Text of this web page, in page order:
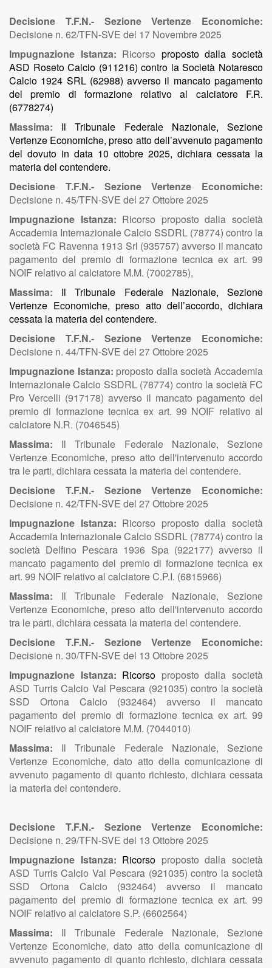
Decisione T.F.N.- Sezione Vertenze Economiche:
Decisione n. 62/TFN-SVE del 17 Novembre 2025
Impugnazione Istanza: Ricorso proposto dalla società
ASD Roseto Calcio (911216) contro la Società Notaresco
Calcio 1924 SRL (62988) avverso il mancato pagamento
del premio di formazione relativo al calciatore F.R.
(6778274)
Massima: Il Tribunale Federale Nazionale, Sezione
Vertenze Economiche, preso atto dell’avvenuto pagamento
del dovuto in data 10 ottobre 2025, dichiara cessata la
materia del contendere.
Decisione T.F.N.- Sezione Vertenze Economiche:
Decisione n. 45/TFN-SVE del 27 Ottobre 2025
Impugnazione Istanza: Ricorso proposto dalla società
Accademia Internazionale Calcio SSDRL (78774) contro la
società FC Ravenna 1913 Srl (935757) avverso il mancato
pagamento del premio di formazione tecnica ex art. 99
NOIF relativo al calciatore M.M. (7002785),
Massima: Il Tribunale Federale Nazionale, Sezione
Vertenze Economiche, preso atto dell’accordo, dichiara
cessata la materia del contendere.
Decisione T.F.N.- Sezione Vertenze Economiche:
Decisione n. 44/TFN-SVE del 27 Ottobre 2025
Impugnazione Istanza: proposto dalla società Accademia
Internazionale Calcio SSDRL (78774) contro la società FC
Pro Vercelli (917178) avverso il mancato pagamento del
premio di formazione tecnica ex art. 99 NOIF relativo al
calciatore N.R. (7046545)
Massima: Il Tribunale Federale Nazionale, Sezione
Vertenze Economiche, preso atto dell'intervenuto accordo
tra le parti, dichiara cessata la materia del contendere.
Decisione T.F.N.- Sezione Vertenze Economiche:
Decisione n. 42/TFN-SVE del 27 Ottobre 2025
Impugnazione Istanza: Ricorso proposto dalla società
Accademia Internazionale Calcio SSDRL (78774) contro la
società Delfino Pescara 1936 Spa (922177) avverso il
mancato pagamento del premio di formazione tecnica ex
art. 99 NOIF relativo al calciatore C.P.I. (6815966)
Massima: Il Tribunale Federale Nazionale, Sezione
Vertenze Economiche, preso atto dell'intervenuto accordo
tra le parti, dichiara cessata la materia del contendere.
Decisione T.F.N.- Sezione Vertenze Economiche:
Decisione n. 30/TFN-SVE del 13 Ottobre 2025
Impugnazione Istanza: Ricorso proposto dalla società
ASD Turris Calcio Val Pescara (921035) contro la società
SSD Ortona Calcio (932464) avverso il mancato
pagamento del premio di formazione tecnica ex art. 99
NOIF relativo al calciatore M.M. (7044010)
Massima: Il Tribunale Federale Nazionale, Sezione
Vertenze Economiche, dato atto della comunicazione di
avvenuto pagamento di quanto richiesto, dichiara cessata
la materia del contendere.
Decisione T.F.N.- Sezione Vertenze Economiche:
Decisione n. 29/TFN-SVE del 13 Ottobre 2025
Impugnazione Istanza: Ricorso proposto dalla società
ASD Turris Calcio Val Pescara (921035) contro la società
SSD Ortona Calcio (932464) avverso il mancato
pagamento del premio di formazione tecnica ex art. 99
NOIF relativo al calciatore S.P. (6602564)
Massima: Il Tribunale Federale Nazionale, Sezione
Vertenze Economiche, dato atto della comunicazione di
avvenuto pagamento di quanto richiesto, dichiara cessata